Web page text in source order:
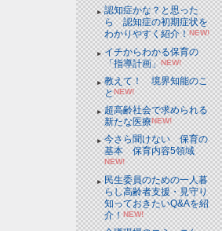
認知症かな？と思った
ら 認知症の初期症状を
わかりやすく紹介！NEW!
イチからわかる保育の
「指導計画」NEW!
教えて！ 境界知能のこ
とNEW!
超高齢社会で求められる
新たな医療NEW!
今さら聞けない 保育の
基本 保育内容5領域
NEW!
民生委員のための一人暮
らし高齢者支援・見守り
知っておきたいQ&Aを紹
介！NEW!